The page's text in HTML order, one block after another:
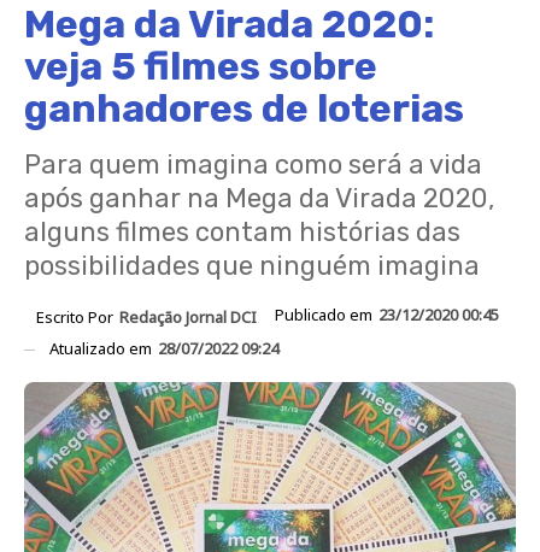
Mega da Virada 2020:
veja 5 filmes sobre
ganhadores de loterias
Para quem imagina como será a vida
após ganhar na Mega da Virada 2020,
alguns filmes contam histórias das
possibilidades que ninguém imagina
Escrito Por Redação Jornal DCI Publicado em 23/12/2020 00:45
Atualizado em 28/07/2022 09:24